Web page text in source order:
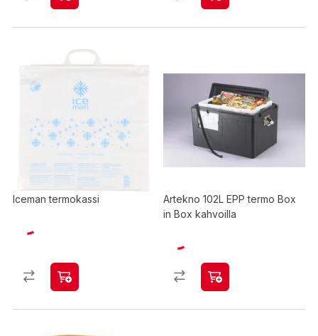
Iceman termokassi
Artekno 102L EPP termo Box
in Box kahvoilla